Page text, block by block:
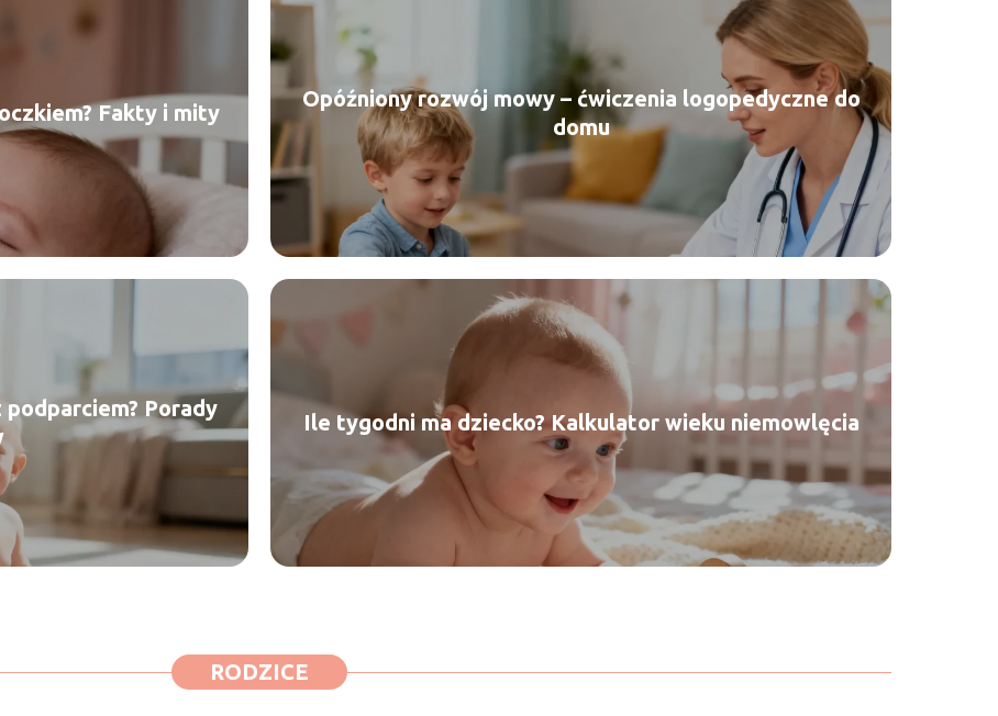
Fakty i mity
Opóźniony rozwój mowy – ćwiczenia logopedyczne do
domu
Porady
Ile tygodni ma dziecko? Kalkulator wieku niemowlęcia
RODZICE